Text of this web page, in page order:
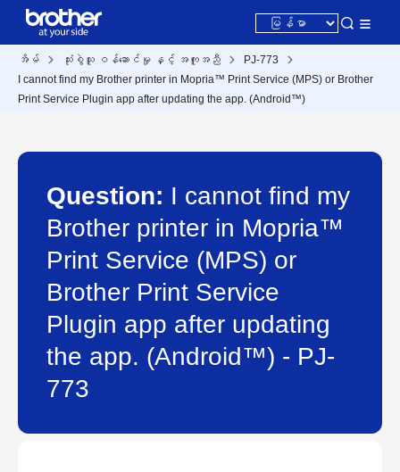
အိမ် သုံးစွဲသူ ဝန်ဆောင်မှု နှင့် အကူအညီ
PJ-773
I cannot find my Brother printer in Mopria™ Print Service (MPS) or Brother
Print Service Plugin app after updating the app. (Android™)
Question: I cannot find my
Brother printer in Mopria™
Print Service (MPS) or
Brother Print Service
Plugin app after updating
the app. (Android™) - PJ-
773